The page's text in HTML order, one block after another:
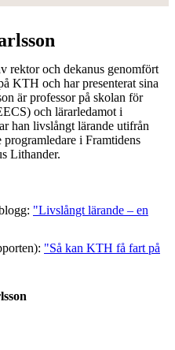
rektor och dekanus genomfört
KTH och har presenterat sina
är professor på skolan för
och lärarledamot i
han livslångt lärande utifrån
i Framtidens
Lithander.
"Livslångt lärande – en
"Så kan KTH få fart på